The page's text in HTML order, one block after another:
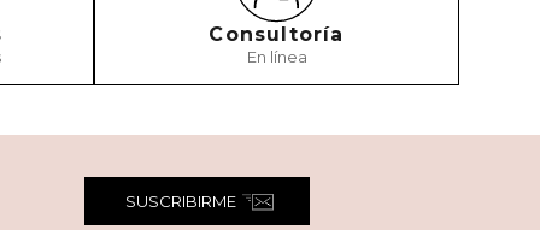
Consultoría
En línea
SUSCRIBIRME